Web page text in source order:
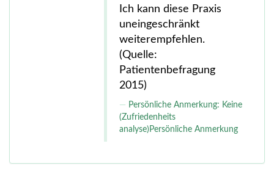
Ich kann diese Praxis
uneingeschränkt
weiterempfehlen.
(Quelle:
Patientenbefragung
2015)
Persönliche Anmerkung: Keine
(Zufriedenheits
analyse)Persönliche Anmerkung